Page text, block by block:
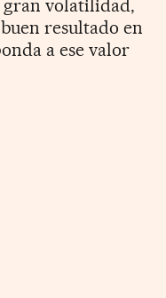
gran volatilidad,
resultado en
a ese valor